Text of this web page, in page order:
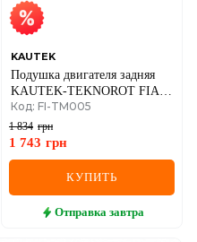
KAUTEK
Подушка двигателя задняя
KAUTEK-TEKNOROT FIAT
Ducato,Citroen Jumper III
3.0HDI 06-
Код: FI-TM005
1 834 грн
1 743 грн
КУПИТЬ
Отправка завтра